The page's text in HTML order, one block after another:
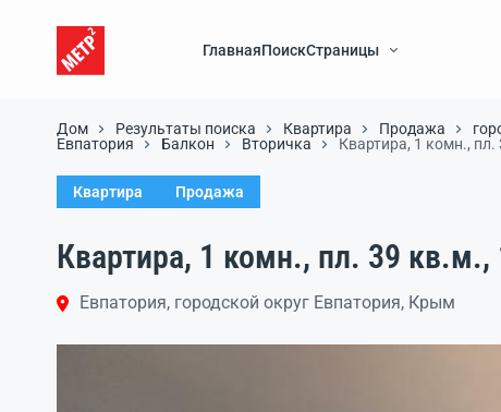
ГлавнаяПоискСтраницы
Дом Результаты поиска Квартира Продажа
Евпатория
Балкон Вторичка Квартира, 1 комн.,
Квартира Продажа
Квартира, 1 комн., пл. 39 кв.м.,
Евпатория, городской округ Евпатория, Крым